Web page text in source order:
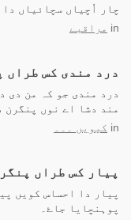
چار اُچیاں سچائیاں
in مراقبے
درد مندی کس طراں
درد مندی جو کہ من دی
مند دشا اے نوں پنگرن
in کیویں ۔۔۔
پیار کس طراں
پیار دا احساس کویں
پوہنچایا جاۓ۔